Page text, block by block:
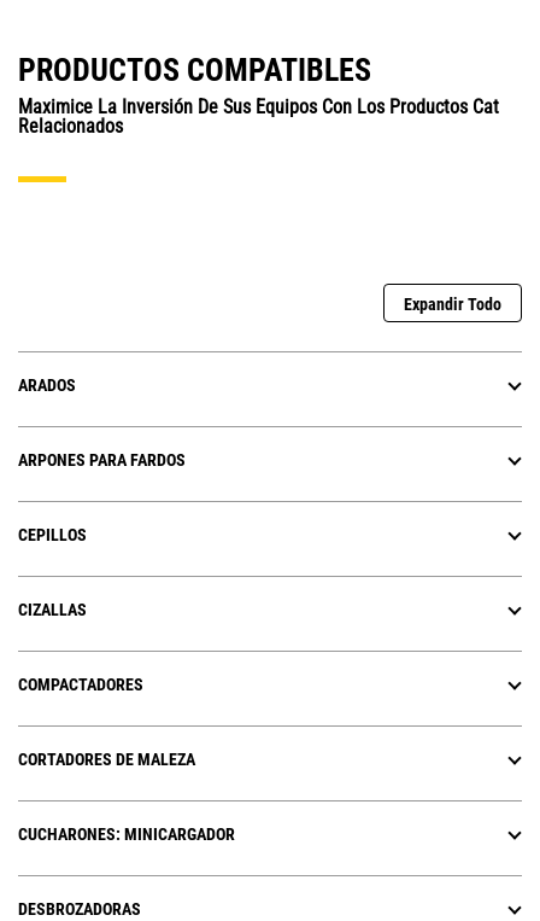
PRODUCTOS COMPATIBLES
Maximice La Inversión De Sus Equipos Con Los Productos Cat
Relacionados
Expandir Todo
ARADOS
ARPONES PARA FARDOS
CEPILLOS
CIZALLAS
COMPACTADORES
CORTADORES DE MALEZA
CUCHARONES: MINICARGADOR
DESBROZADORAS